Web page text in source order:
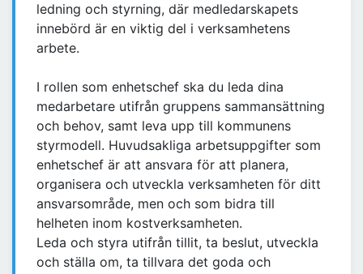
ledning och styrning, där medledarskapets
innebörd är en viktig del i verksamhetens
arbete.
I rollen som enhetschef ska du leda dina
medarbetare utifrån gruppens sammansättning
och behov, samt leva upp till kommunens
styrmodell. Huvudsakliga arbetsuppgifter som
enhetschef är att ansvara för att planera,
organisera och utveckla verksamheten för ditt
ansvarsområde, men och som bidra till
helheten inom kostverksamheten.
Leda och styra utifrån tillit, ta beslut, utveckla
och ställa om, ta tillvara det goda och